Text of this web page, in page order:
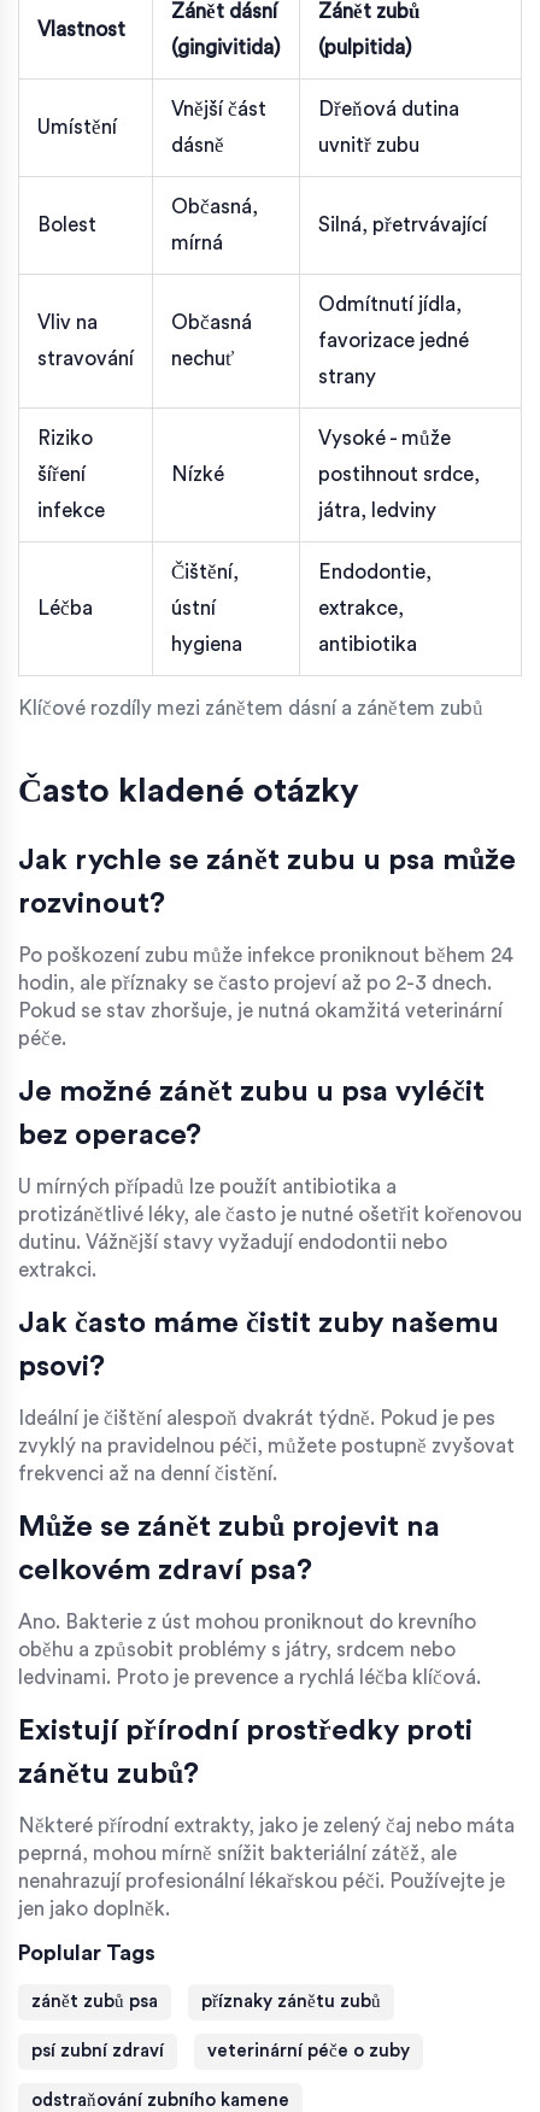
Klíčové rozdíly mezi zánětem dásní a zánětem zubů
Vlastnost
Zánět dásní
(gingivitida)
Zánět zubů
(pulpitida)
Umístění
Vnější část
dásně
Dřeňová dutina
uvnitř zubu
Bolest
Občasná,
mírná
Silná, přetrvávající
Vliv na
stravování
Občasná
nechuť
Odmítnutí jídla,
favorizace jedné
strany
Riziko
šíření
infekce
Nízké
Vysoké - může
postihnout srdce,
játra, ledviny
Léčba
Čištění,
ústní
hygiena
Endodontie,
extrakce,
antibiotika
Často kladené otázky
Jak rychle se zánět zubu u psa může
rozvinout?
Po poškození zubu může infekce proniknout během 24
hodin, ale příznaky se často projeví až po 2-3 dnech.
Pokud se stav zhoršuje, je nutná okamžitá veterinární
péče.
Je možné zánět zubu u psa vyléčit
bez operace?
U mírných případů lze použít antibiotika a
protizánětlivé léky, ale často je nutné ošetřit kořenovou
dutinu. Vážnější stavy vyžadují endodontii nebo
extrakci.
Jak často máme čistit zuby našemu
psovi?
Ideální je čištění alespoň dvakrát týdně. Pokud je pes
zvyklý na pravidelnou péči, můžete postupně zvyšovat
frekvenci až na denní čistění.
Může se zánět zubů projevit na
celkovém zdraví psa?
Ano. Bakterie z úst mohou proniknout do krevního
oběhu a způsobit problémy s játry, srdcem nebo
ledvinami. Proto je prevence a rychlá léčba klíčová.
Existují přírodní prostředky proti
zánětu zubů?
Některé přírodní extrakty, jako je zelený čaj nebo máta
peprná, mohou mírně snížit bakteriální zátěž, ale
nenahrazují profesionální lékařskou péči. Používejte je
jen jako doplněk.
Poplular Tags
zánět zubů psa příznaky zánětu zubů
psí zubní zdraví veterinární péče o zuby
odstraňování zubního kamene